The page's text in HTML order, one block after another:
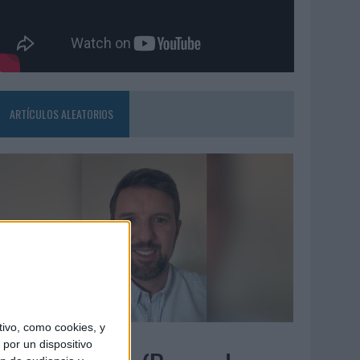
como cookies, y
un dispositivo
ARTÍCULOS ALEATORIOS
08/2026